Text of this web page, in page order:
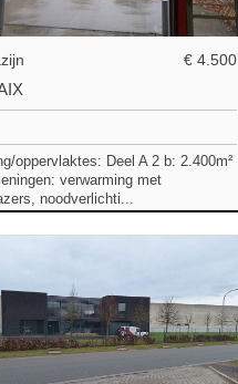
€ 4.500
oppervlaktes: Deel A 2 b: 2.400m²
verwarming met
noodverlichti...